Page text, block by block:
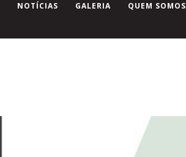
NOTÍCIAS GALERIA QUEM SOMOS